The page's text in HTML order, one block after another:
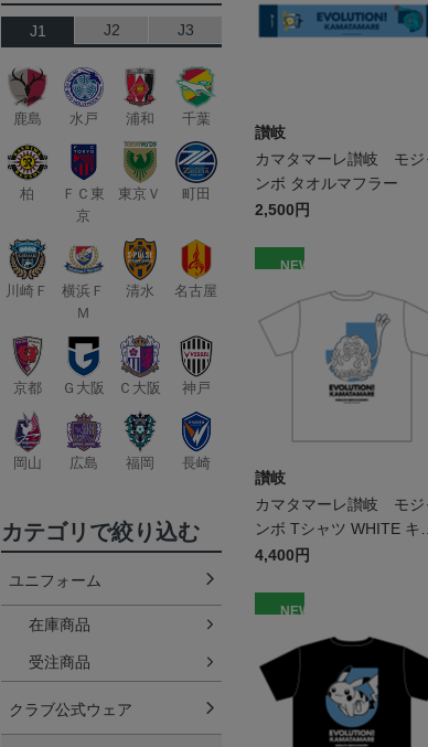
讃岐
カマタマーレ讃岐 モジ
ンボ タオルマフラー
2,500円
NEW
讃岐
カマタマーレ讃岐 モジ
ンボ Tシャツ WHITE キッ
ズ
4,400円
NEW
J1 J2 J3
鹿島 水戸 浦和 千葉
柏
ＦＣ東
京
東京Ｖ 町田
川崎Ｆ
横浜Ｆ
Ｍ
清水 名古屋
京都 Ｇ大阪 Ｃ大阪 神戸
岡山 広島 福岡 長崎
カテゴリで絞り込む
ユニフォーム
在庫商品
受注商品
クラブ公式ウェア